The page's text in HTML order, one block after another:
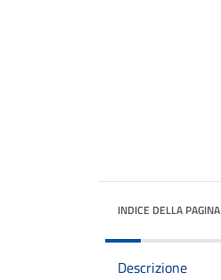
INDICE DELLA PAGINA
Descrizione